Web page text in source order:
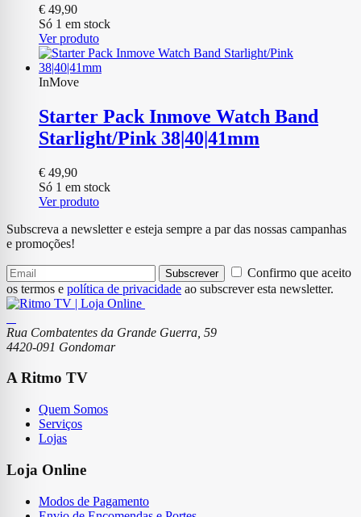
€ 49,90
Só 1 em stock
Ver produto
InMove
Starter Pack Inmove Watch Band
Starlight/Pink 38|40|41mm
€ 49,90
Só 1 em stock
Ver produto
Subscreva a newsletter e esteja sempre a par das nossas campanhas
e promoções!
Subscrever
Confirmo que aceito
os termos e política de privacidade ao subscrever esta newsletter.
Rua Combatentes da Grande Guerra, 59
4420-091 Gondomar
A Ritmo TV
Quem Somos
Serviços
Lojas
Loja Online
Modos de Pagamento